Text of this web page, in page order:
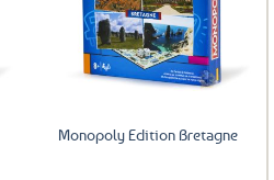
Ajouter
aux
favoris
Monopoly Edition Bretagne